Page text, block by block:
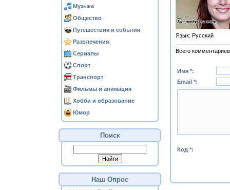
Музыка
Общество
Путешествия и события
Развлечения
Сериалы
Спорт
Транспорт
Фильмы и анимация
Хобби и образование
Юмор
Поиск
Наш Опрос
Язык: Русский
Всего комментариев
Имя *:
Email *:
Код *: